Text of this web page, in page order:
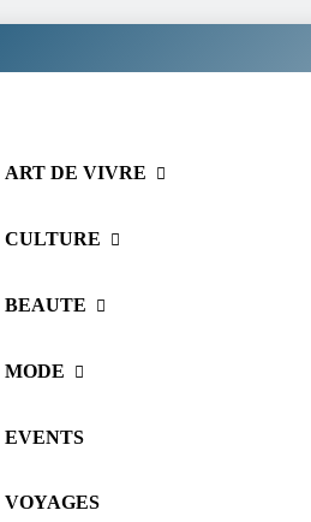
ART DE VIVRE
CULTURE
BEAUTE
MODE
EVENTS
VOYAGES